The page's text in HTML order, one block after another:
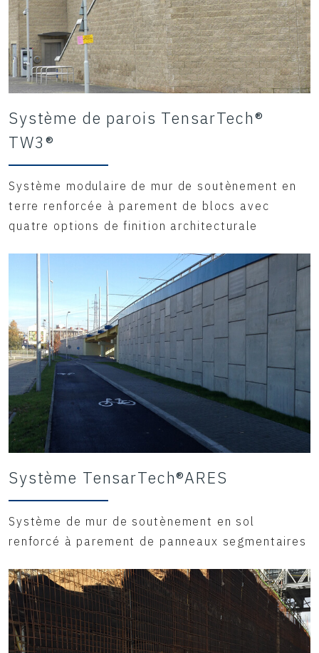
Système de parois TensarTech®
TW3®
Système modulaire de mur de soutènement en
terre renforcée à parement de blocs avec
quatre options de finition architecturale
Système TensarTech®ARES
Système de mur de soutènement en sol
renforcé à parement de panneaux segmentaires